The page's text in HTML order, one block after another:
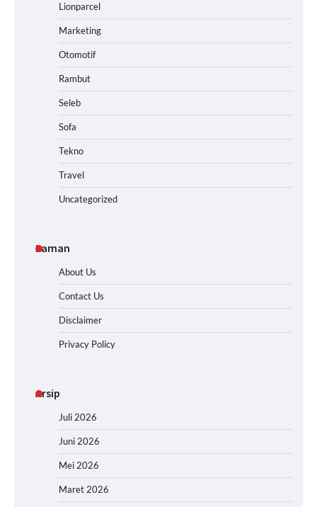
Lionparcel
Marketing
Otomotif
Rambut
Seleb
Sofa
Tekno
Travel
Uncategorized
Laman
About Us
Contact Us
Disclaimer
Privacy Policy
Arsip
Juli 2026
Juni 2026
Mei 2026
Maret 2026